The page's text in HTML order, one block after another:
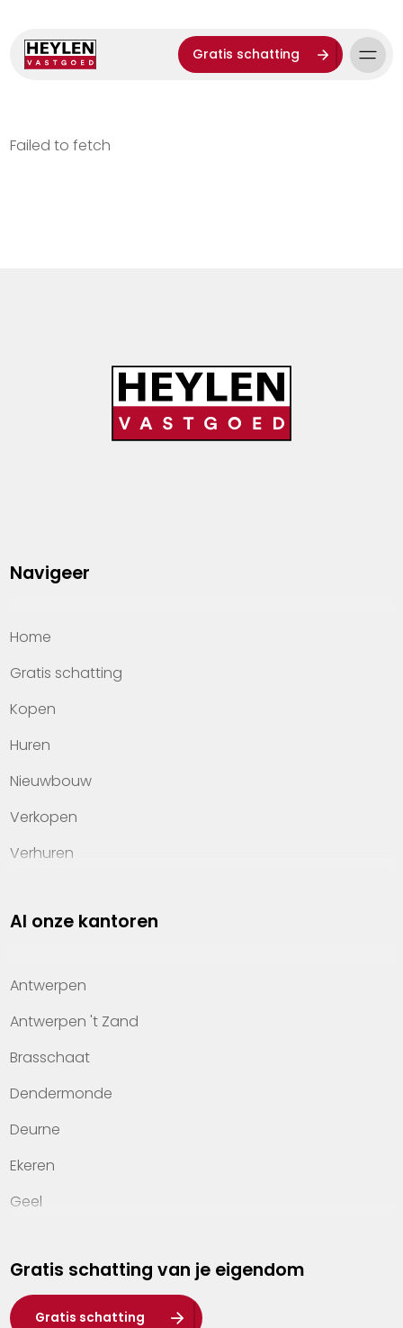
Gratis schatting
Failed to fetch
Navigeer
Home
Gratis schatting
Kopen
Huren
Nieuwbouw
Verkopen
Verhuren
Property management
Kennis van wonen
Kantoren
Veelgestelde vragen
Werken bij Heylen Vastgoed
Contact
Al onze kantoren
Antwerpen
Antwerpen 't Zand
Brasschaat
Dendermonde
Deurne
Ekeren
Geel
Hasselt
Heist-op-den-Berg
Gratis schatting van je eigendom
Gratis schatting